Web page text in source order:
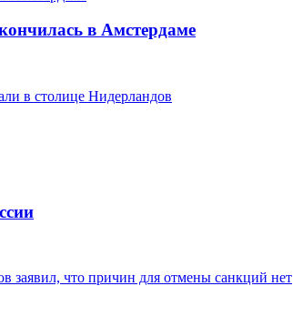
в Амстердаме
в столице Нидерландов
заявил, что причин для отмены санкций нет